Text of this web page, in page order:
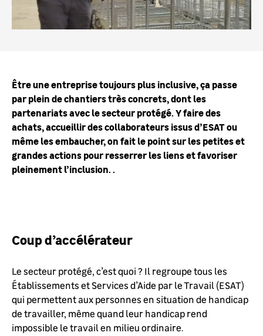
Être une entreprise toujours plus inclusive, ça passe
par plein de chantiers très concrets, dont les
partenariats avec le secteur protégé. Y faire des
achats, accueillir des collaborateurs issus d’ESAT ou
même les embaucher, on fait le point sur les petites et
grandes actions pour resserrer les liens et favoriser
pleinement l’inclusion. .
Coup d’accélérateur
Le secteur protégé, c’est quoi ? Il regroupe tous les
Établissements et Services d’Aide par le Travail (ESAT)
qui permettent aux personnes en situation de handicap
de travailler, même quand leur handicap rend
impossible le travail en milieu ordinaire.